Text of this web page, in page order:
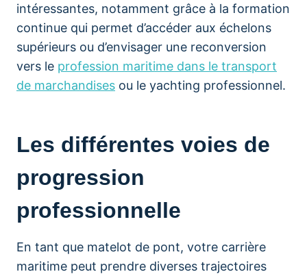
intéressantes, notamment grâce à la formation
continue qui permet d’accéder aux échelons
supérieurs ou d’envisager une reconversion
vers le profession maritime dans le transport
de marchandises ou le yachting professionnel.
Les différentes voies de
progression
professionnelle
En tant que matelot de pont, votre carrière
maritime peut prendre diverses trajectoires